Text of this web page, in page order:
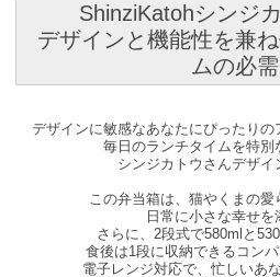
ShinziKatohシンジ
デザインと機能性を兼
ムの必
デザインに敏感なあなたにぴったりの
毎日のランチタイムを特別
シンジカトウさんデザイ
この弁当箱は、猫やくまの愛
日常に小さな幸せを
さらに、2段式で580mlと
食後は1段に収納できるコンパ
電子レンジ対応で、忙しいあ